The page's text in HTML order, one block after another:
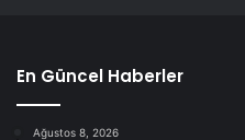
En Güncel Haberler
Ağustos 8, 2026